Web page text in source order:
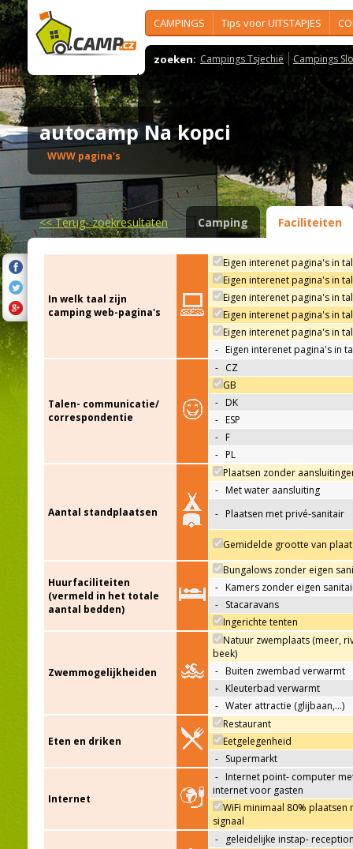
CAMPINGS Tips voor UITSTAPJES
zoeken: Campings Tsjechië Campings
autocamp Na kopci
WWW pagina's
<<Terug- zoekresultaten Camping Faciliteiten
In welk taal zijn
camping web-pagina's
Eigen interenet pagina's in
Eigen interenet pagina's in
Eigen interenet pagina's in
Eigen interenet pagina's in
Eigen interenet pagina's in
- Eigen interenet pagina's in
Talen- communicatie/
correspondentie
- CZ
GB
- DK
- ESP
- F
- PL
Aantal standplaatsen
Plaatsen zonder
- Met water aansluiting
- Plaatsen met privé-sanitair
Gemidelde grootte van
Huurfaciliteiten
(vermeld in het totale
aantal bedden)
Bungalows zonder eigen
- Kamers zonder eigen
- Stacaravans
Ingerichte tenten
Zwemmogelijkheiden
Natuur zwemplaats (meer,
beek)
- Buiten zwembad verwarmt
- Kleuterbad verwarmt
- Water attractie (glijbaan,…)
Eten en driken
Restaurant
Eetgelegenheid
- Supermarkt
Internet
- Internet point- computer
internet voor gasten
WiFi minimaal 80% plaatsen
signaal
-
geleidelijke instap-